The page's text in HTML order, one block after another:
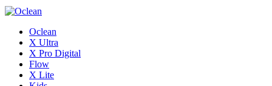
Oclean
X Ultra
X Pro Digital
Flow
X Lite